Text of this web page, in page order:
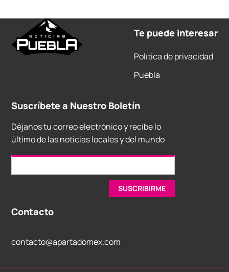
Te puede interesar
Política de privacidad
Puebla
Suscríbete a Nuestro Boletín
Déjanos tu correo electrónico y recibe lo
último de las noticias locales y del mundo
Contacto
contacto@apartadomex.com